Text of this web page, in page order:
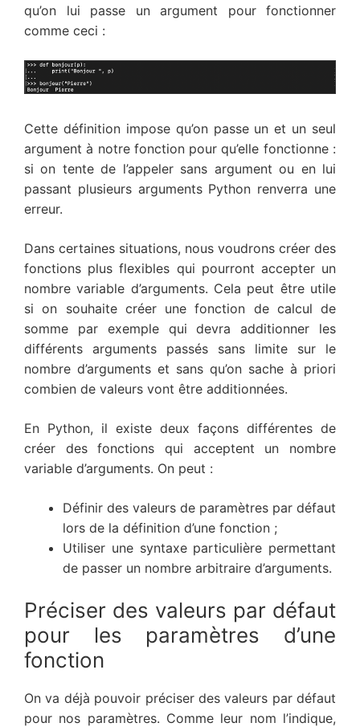
qu’on lui passe un argument pour fonctionner
comme ceci :
Cette définition impose qu’on passe un et un seul
argument à notre fonction pour qu’elle fonctionne :
si on tente de l’appeler sans argument ou en lui
passant plusieurs arguments Python renverra une
erreur.
Dans certaines situations, nous voudrons créer des
fonctions plus flexibles qui pourront accepter un
nombre variable d’arguments. Cela peut être utile
si on souhaite créer une fonction de calcul de
somme par exemple qui devra additionner les
différents arguments passés sans limite sur le
nombre d’arguments et sans qu’on sache à priori
combien de valeurs vont être additionnées.
En Python, il existe deux façons différentes de
créer des fonctions qui acceptent un nombre
variable d’arguments. On peut :
Définir des valeurs de paramètres par défaut
lors de la définition d’une fonction ;
Utiliser une syntaxe particulière permettant
de passer un nombre arbitraire d’arguments.
Préciser des valeurs par défaut
pour les paramètres d’une
fonction
On va déjà pouvoir préciser des valeurs par défaut
pour nos paramètres. Comme leur nom l’indique,